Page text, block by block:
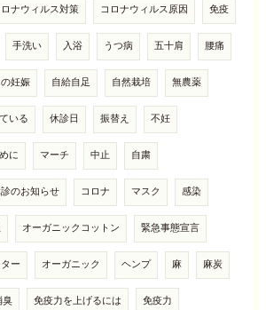
ナウィルス対策 コロナウィルス原因 免疫
手洗い 入浴 うつ病 五十肩 腰痛
妊娠 自給自足 自然栽培 無農薬
いる 休診日 振替え 不妊
に マーチ 中止 自粛
のお知らせ コロナ マスク 感染
オーガニックコットン 緊急事態宣言
ー オーガニック ヘンプ 麻 麻炭
臭 免疫力を上げるには 免疫力